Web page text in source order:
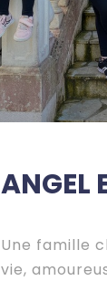
ANGEL
Une famille
vie,